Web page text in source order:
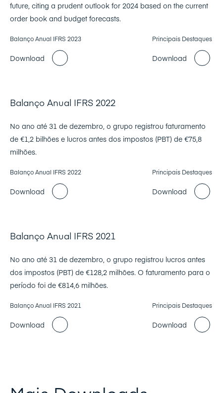
future, citing a prudent outlook for 2024 based on the current
order book and budget forecasts.
Balanço Anual IFRS 2023
Download
Principais Destaques
Download
Balanço Anual IFRS 2022
No ano até 31 de dezembro, o grupo registrou faturamento
de €1,2 bilhões e lucros antes dos impostos (PBT) de €75,8
milhões.
Balanço Anual IFRS 2022
Download
Principais Destaques
Download
Balanço Anual IFRS 2021
No ano até 31 de dezembro, o grupo registrou lucros antes
dos impostos (PBT) de €128,2 milhões. O faturamento para o
período foi de €814,6 milhões.
Balanço Anual IFRS 2021
Download
Principais Destaques
Download